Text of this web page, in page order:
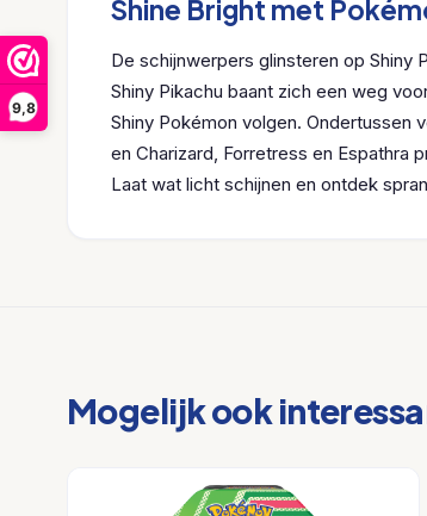
9,8
Shine Bright met
De schijnwerpers glinsteren op Shiny
Shiny Pikachu baant zich een weg
Shiny Pokémon volgen. Ondertussen
en Charizard, Forretress en Espathra
Laat wat licht schijnen en ontdek
Mogelijk ook